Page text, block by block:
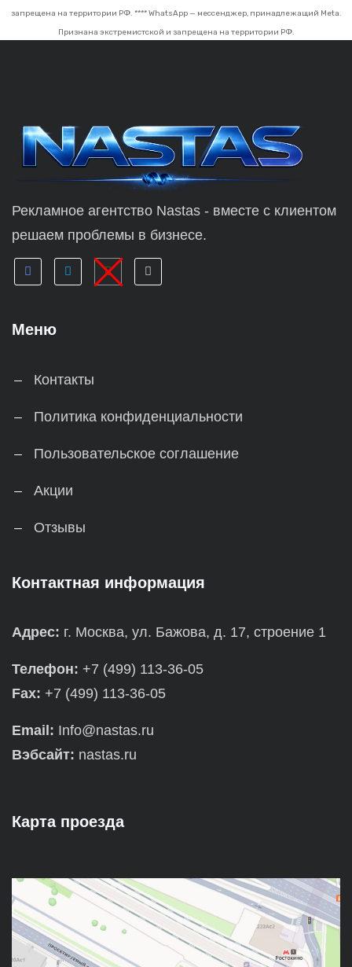
запрещена на территории РФ. **** WhatsApp — мессенджер, принадлежащий Meta.
Признана экстремистской и запрещена на территории РФ.
Рекламное агентство Nastas - вместе с клиентом
решаем проблемы в бизнесе.
Меню
Контакты
Политика конфиденциальности
Пользовательское соглашение
Акции
Отзывы
Контактная информация
Адрес: г. Москва, ул. Бажова, д. 17, строение 1
Телефон: +7 (499) 113-36-05
Fax: +7 (499) 113-36-05
Email: Info@nastas.ru
Вэбсайт: nastas.ru
Карта проезда